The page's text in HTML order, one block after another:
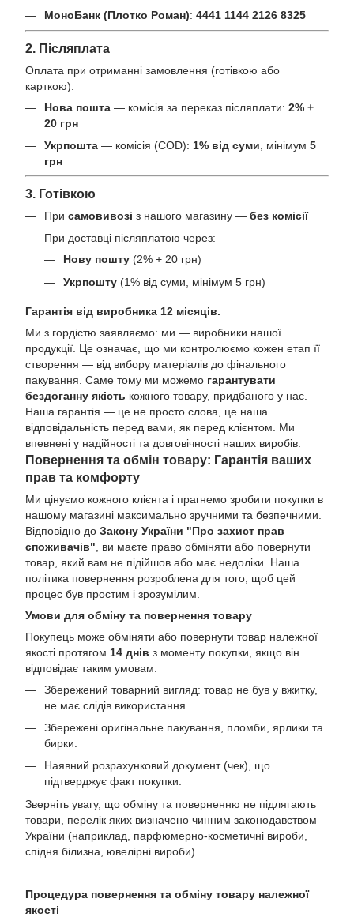
МоноБанк (Плотко Роман): 4441 1144 2126 8325
2. Післяплата
Оплата при отриманні замовлення (готівкою або
карткою).
Нова пошта — комісія за переказ післяплати: 2% +
20 грн
Укрпошта — комісія (COD): 1% від суми , мінімум 5
грн
3. Готівкою
При самовивозі з нашого магазину — без комісії
При доставці післяплатою через:
Нову пошту (2% + 20 грн)
Укрпошту (1% від суми, мінімум 5 грн)
Гарантія від виробника 12 місяців.
Ми з гордістю заявляємо: ми — виробники нашої
продукції. Це означає, що ми контролюємо кожен етап її
створення — від вибору матеріалів до фінального
пакування. Саме тому ми можемо гарантувати
бездоганну якість кожного товару, придбаного у нас.
Наша гарантія — це не просто слова, це наша
відповідальність перед вами, як перед клієнтом. Ми
впевнені у надійності та довговічності наших виробів.
Повернення та обмін товару: Гарантія ваших
прав та комфорту
Ми цінуємо кожного клієнта і прагнемо зробити покупки в
нашому магазині максимально зручними та безпечними.
Відповідно до Закону України "Про захист прав
споживачів" , ви маєте право обміняти або повернути
товар, який вам не підійшов або має недоліки. Наша
політика повернення розроблена для того, щоб цей
процес був простим і зрозумілим.
Умови для обміну та повернення товару
Покупець може обміняти або повернути товар належної
якості протягом 14 днів з моменту покупки, якщо він
відповідає таким умовам:
Збережений товарний вигляд: товар не був у вжитку,
не має слідів використання.
Збережені оригінальне пакування, пломби, ярлики та
бирки.
Наявний розрахунковий документ (чек), що
підтверджує факт покупки.
Зверніть увагу, що обміну та поверненню не підлягають
товари, перелік яких визначено чинним законодавством
України (наприклад, парфюмерно-косметичні вироби,
спідня білизна, ювелірні вироби).
Процедура повернення та обміну товару належної
якості